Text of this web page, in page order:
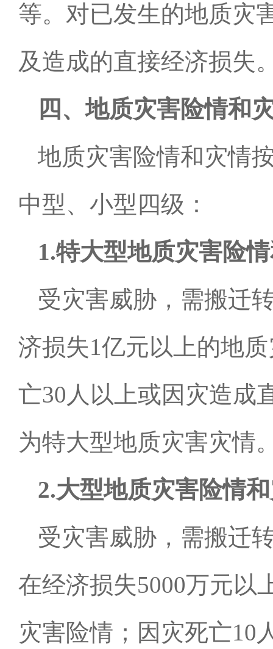
等。对已发生的地质灾
及造成的直接经济损失
四、地质灾害险情和
地质灾害险情和灾情
中型、小型四级：
1.特大型地质灾害险
受灾害威胁，需搬迁
济损失1亿元以上的地
亡30 人以上或因灾造成
为特大型地质灾害灾情
2.大型地质灾害险情
受灾害威胁，需搬迁
在经济损失5000万元以
灾害险情；因灾死亡10